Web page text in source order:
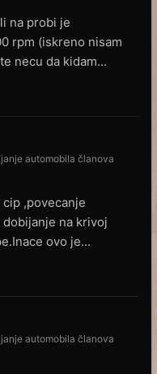
na probi je
rpm (iskreno nisam
necu da kidam...
automobila članova
,povecanje
na krivoj
ovo je...
automobila članova